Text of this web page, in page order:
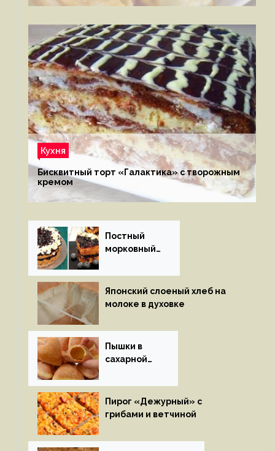
Кухня
Бисквитный торт «Галактика» с творожным
кремом
Постный
морковный
Японский слоеный хлеб на
молоке в духовке
Пышки в
сахарной
Пирог «Дежурный» с
грибами и ветчиной